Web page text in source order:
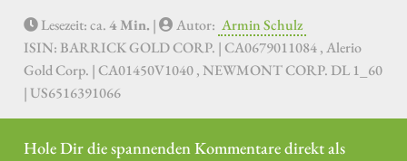
Lesezeit: ca.4 Min. | Autor: Armin Schulz
ISIN: BARRICK GOLD CORP. | CA0679011084 , Alerio
Gold Corp. | CA01450V1040 , NEWMONT CORP. DL 1_60
| US6516391066
Hole Dir die spannenden Kommentare direkt als